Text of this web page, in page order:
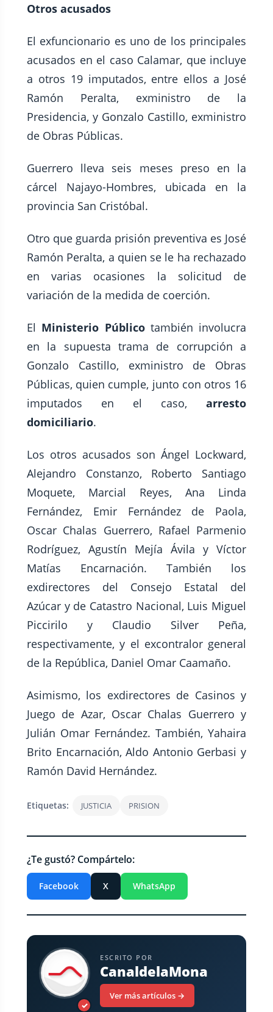
Otros acusados
El exfuncionario es uno de los principales
acusados en el caso Calamar, que incluye
a otros 19 imputados, entre ellos a José
Ramón Peralta, exministro de la
Presidencia, y Gonzalo Castillo, exministro
de Obras Públicas.
Guerrero lleva seis meses preso en la
cárcel Najayo-Hombres, ubicada en la
provincia San Cristóbal.
Otro que guarda prisión preventiva es José
Ramón Peralta, a quien se le ha rechazado
en varias ocasiones la solicitud de
variación de la medida de coerción.
El Ministerio Públicotambién involucra
en la supuesta trama de corrupción a
Gonzalo Castillo, exministro de Obras
Públicas, quien cumple, junto con otros 16
imputados en el caso, arresto
domiciliario.
Los otros acusados son Ángel Lockward,
Alejandro Constanzo, Roberto Santiago
Moquete, Marcial Reyes, Ana Linda
Fernández, Emir Fernández de Paola,
Oscar Chalas Guerrero, Rafael Parmenio
Rodríguez, Agustín Mejía Ávila y Víctor
Matías Encarnación. También los
exdirectores del Consejo Estatal del
Azúcar y de Catastro Nacional, Luis Miguel
Piccirilo y Claudio Silver Peña,
respectivamente, y el excontralor general
de la República, Daniel Omar Caamaño.
Asimismo, los exdirectores de Casinos y
Juego de Azar, Oscar Chalas Guerrero y
Julián Omar Fernández. También, Yahaira
Brito Encarnación, Aldo Antonio Gerbasi y
Ramón David Hernández.
Etiquetas: JUSTICIA PRISION
¿Te gustó? Compártelo:
Facebook X WhatsApp
✓
ESCRITO POR
CanaldelaMona
Ver más artículos →